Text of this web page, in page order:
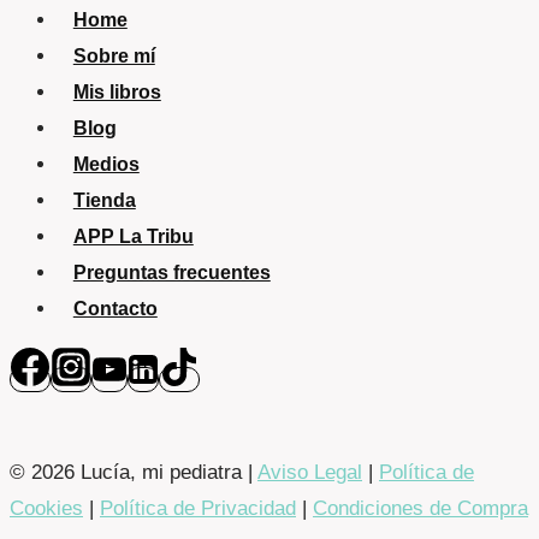
Home
Sobre mí
Mis libros
Blog
Medios
Tienda
APP La Tribu
Preguntas frecuentes
Contacto
© 2026 Lucía, mi pediatra | Aviso Legal
Política de
Cookies
Política de Privacidad Condiciones de Compra